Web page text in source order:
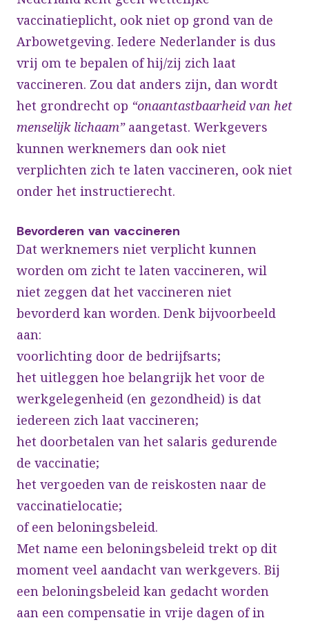
vaccinatieplicht, ook niet op grond van de
Arbowetgeving. Iedere Nederlander is dus
vrij om te bepalen of hij/zij zich laat
vaccineren. Zou dat anders zijn, dan wordt
het grondrecht op “onaantastbaarheid van het
menselijk lichaam” aangetast. Werkgevers
kunnen werknemers dan ook niet
verplichten zich te laten vaccineren, ook niet
onder het instructierecht.
Bevorderen van vaccineren
Dat werknemers niet verplicht kunnen
worden om zicht te laten vaccineren, wil
niet zeggen dat het vaccineren niet
bevorderd kan worden. Denk bijvoorbeeld
aan:
voorlichting door de bedrijfsarts;
het uitleggen hoe belangrijk het voor de
werkgelegenheid (en gezondheid) is dat
iedereen zich laat vaccineren;
het doorbetalen van het salaris gedurende
de vaccinatie;
het vergoeden van de reiskosten naar de
vaccinatielocatie;
of een beloningsbeleid.
Met name een beloningsbeleid trekt op dit
moment veel aandacht van werkgevers. Bij
een beloningsbeleid kan gedacht worden
aan een compensatie in vrije dagen of in